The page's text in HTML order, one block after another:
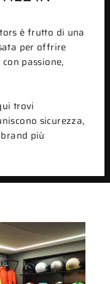
è frutto di una
per offrire
passione,
trovi
sicurezza,
più